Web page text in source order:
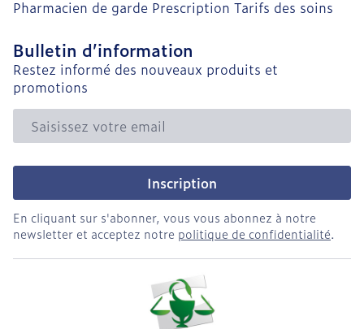
Pharmacien de garde Prescription Tarifs des soins
Bulletin d’information
Restez informé des nouveaux produits et
promotions
Adresse mail
Inscription
En cliquant sur s'abonner, vous vous abonnez à notre
newsletter et acceptez notre politique de confidentialité.